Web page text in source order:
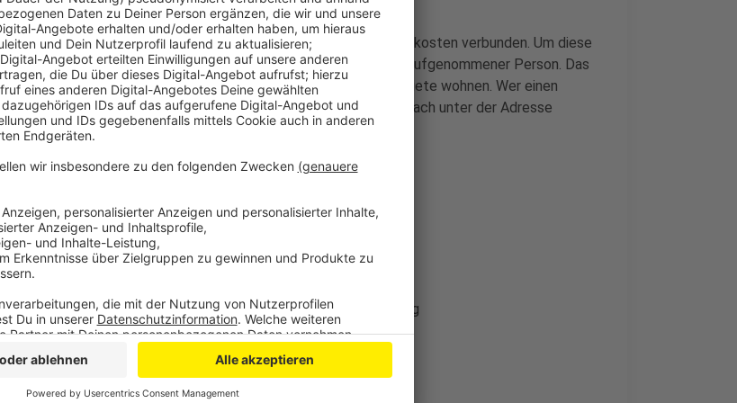
Der Grund: Die Aufnahme der Geflüchteten sei mit höheren Nebenkosten verbunden. Um diese
Kosten aufzufangen, zahle die Stadt 80 Euro pro Monat und pro aufgenommener Person. Das
gelte allerdings nur, wenn die geflüchteten Menschen nicht zur Miete wohnen. Wer einen
Anspruch auf das Geld hat kann sich bei der Stadt Bergisch Gladbach unter der Adresse
gastgeber-ukraine@stadt-gl.de melden.
Für die Anmeldung werden folgende Informationen benötigt:
Kontakdaten
Adresse
Bankverbindung (IBAN und BIC)
Datum der Aufnahme und ggfs. Beendigung der Unterbringung